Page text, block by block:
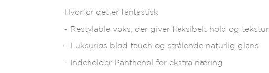
Hvorfor det er fantastisk
- Restylable voks, der giver fleksibelt hold og tekstur
- Luksuriøs blød touch og strålende naturlig glans
- Indeholder Panthenol for ekstra næring